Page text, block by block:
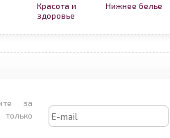
Красота и
здоровье
Нижнее белье
за